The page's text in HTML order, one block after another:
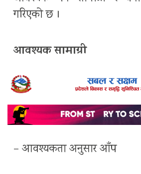
गरिएको छ ।
आवश्यक सामाग्री
– आवश्यकता अनुसार आँप